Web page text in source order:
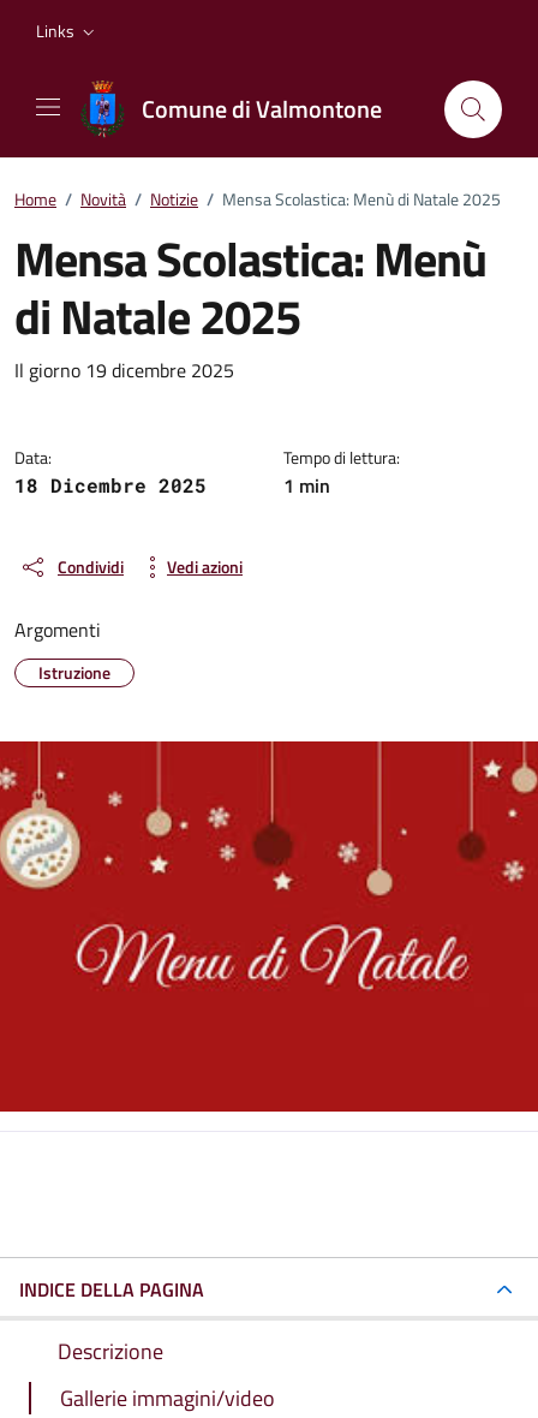
Links
Comune di Valmontone
Home / Novità / Notizie / Mensa Scolastica: Menù di Natale 2025
Mensa Scolastica: Menù
di Natale 2025
Dettagli della notizia
Il giorno 19 dicembre 2025
Data:
18 Dicembre 2025
Tempo di lettura:
1 min
Condividi Vedi azioni
Argomenti
Istruzione
INDICE DELLA PAGINA
Descrizione
Gallerie immagini/video